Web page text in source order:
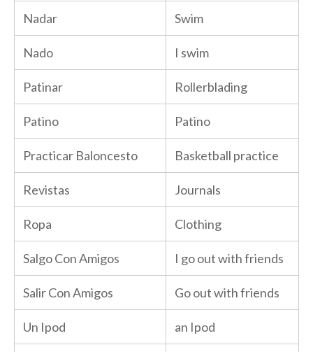
Nadar Swim
Nado I swim
Patinar Rollerblading
Patino Patino
Practicar Baloncesto Basketball practice
Revistas Journals
Ropa Clothing
Salgo Con Amigos I go out with friends
Salir Con Amigos Go out with friends
Un Ipod an Ipod